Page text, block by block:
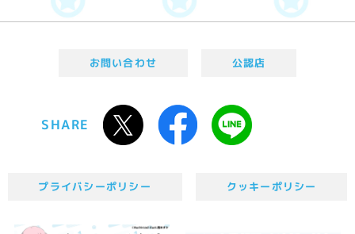
お問い合わせ 公認店
SHARE
プライバシーポリシー クッキーポリシー